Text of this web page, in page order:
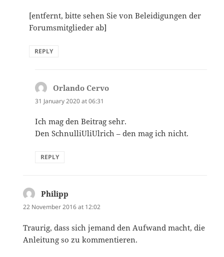
[entfernt, bitte sehen Sie von Beleidigungen der
Forumsmitglieder ab]
REPLY
Orlando Cervo
31 January 2020 at 06:31
Ich mag den Beitrag sehr.
Den SchnulliUliUlrich – den mag ich nicht.
REPLY
Philipp
22 November 2016 at 12:02
Traurig, dass sich jemand den Aufwand macht, die
Anleitung so zu kommentieren.